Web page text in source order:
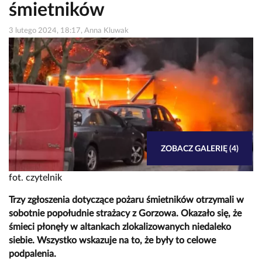
śmietników
3 lutego 2024, 18:17, Anna Kluwak
fot. czytelnik
ZOBACZ GALERIĘ (4)
Trzy zgłoszenia dotyczące pożaru śmietników otrzymali w
sobotnie popołudnie strażacy z Gorzowa. Okazało się, że
śmieci płonęły w altankach zlokalizowanych niedaleko
siebie. Wszystko wskazuje na to, że były to celowe
podpalenia.